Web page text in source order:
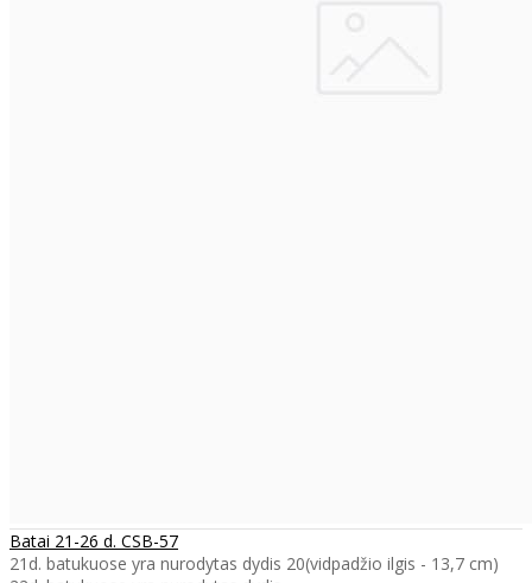
Batai 21-26 d. CSB-57
21d. batukuose yra nurodytas dydis 20(vidpadžio ilgis - 13,7 cm)